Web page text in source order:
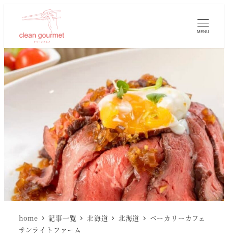
MENU
home 記事一覧 北海道 北海道
ベーカリーカフェ
サンライトファーム